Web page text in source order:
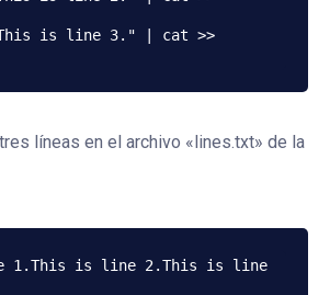
is line 3." | cat >>
líneas en el archivo «lines.txt» de la
1.This is line 2.This is line